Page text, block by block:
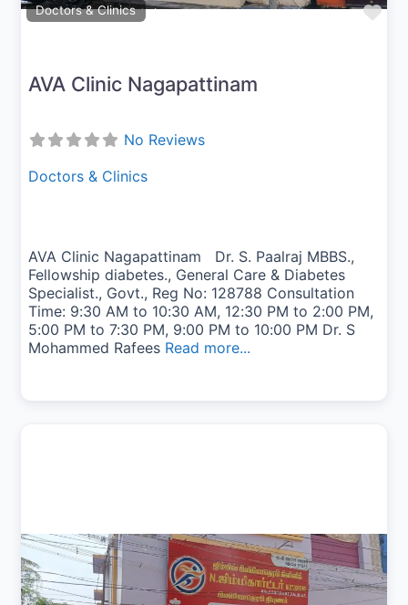
Doctors & Clinics
AVA Clinic Nagapattinam
No Reviews
Doctors & Clinics
AVA Clinic Nagapattinam Dr. S. Paalraj MBBS.,
Fellowship diabetes., General Care & Diabetes
Specialist., Govt., Reg No: 128788 Consultation
Time: 9:30 AM to 10:30 AM, 12:30 PM to 2:00 PM,
5:00 PM to 7:30 PM, 9:00 PM to 10:00 PM Dr. S
Mohammed Rafees Read more...